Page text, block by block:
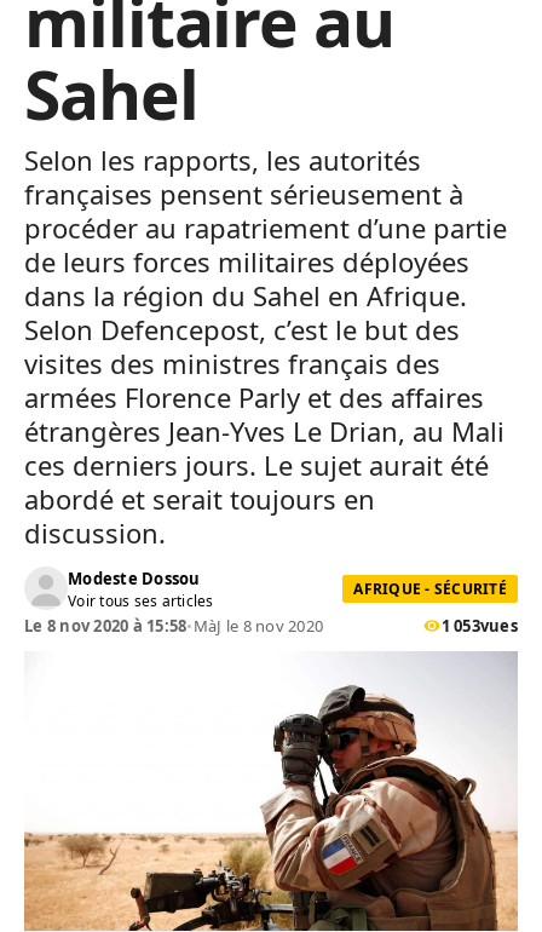
militaire au
Sahel
Selon les rapports, les autorités
françaises pensent sérieusement à
procéder au rapatriement d’une partie
de leurs forces militaires déployées
dans la région du Sahel en Afrique.
Selon Defencepost, c’est le but des
visites des ministres français des
armées Florence Parly et des affaires
étrangères Jean-Yves Le Drian, au Mali
ces derniers jours. Le sujet aurait été
abordé et serait toujours en
discussion.
Modeste Dossou
Voir tous ses articles
AFRIQUE - SÉCURITÉ
Le 8 nov 2020 à 15:58•MàJ le 8 nov 2020 1 053vues